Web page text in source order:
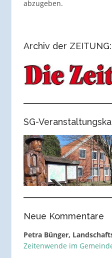
abzugeben.
Archiv der ZEITUNG:
SG-
Neue Kommentare
Petra Bünger,
Zeitenwende im